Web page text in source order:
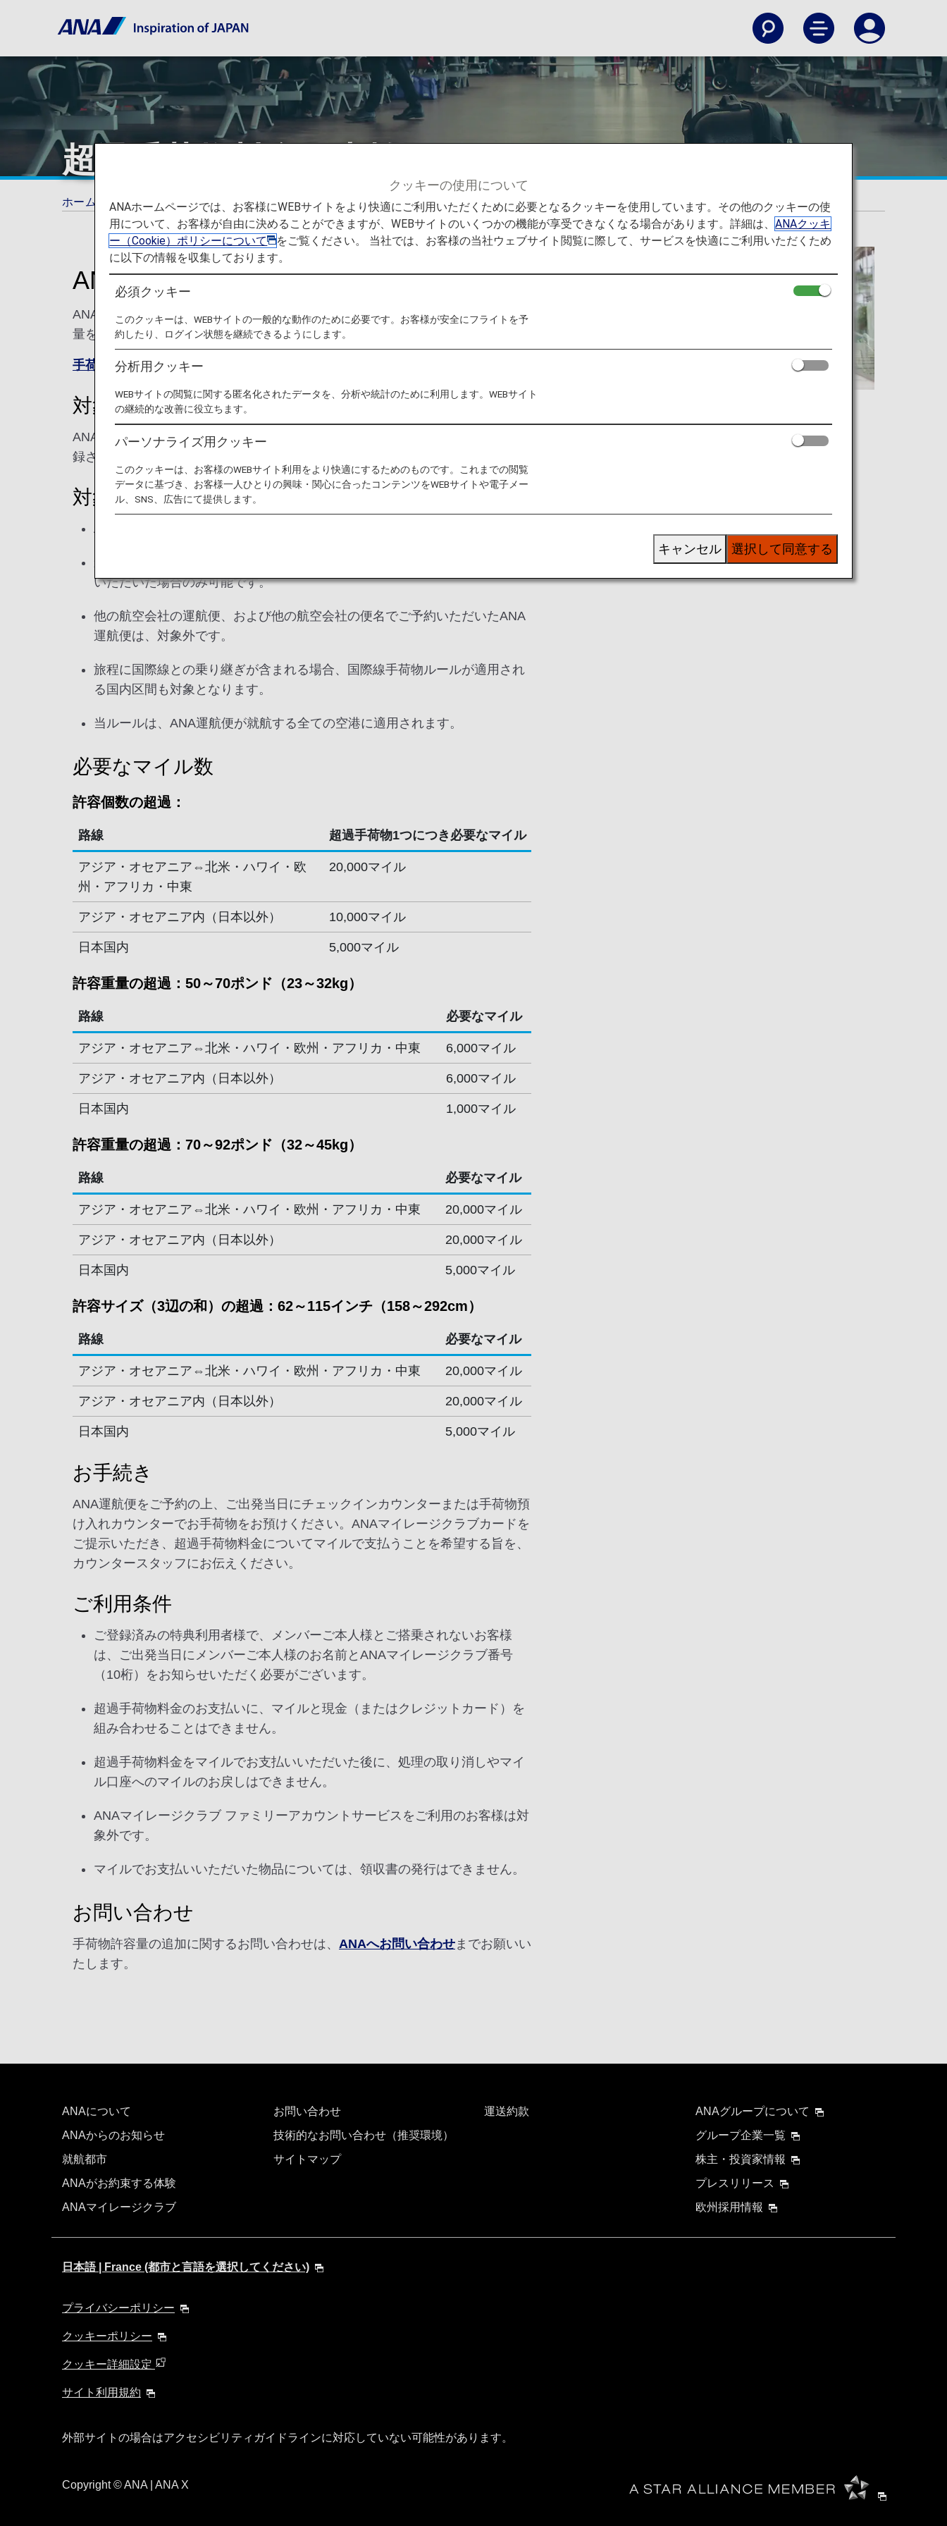
超過手荷物料金お支払い
ホーム ANAマイレージクラブ 超過手荷物料金お支払い
ANA国際線での超過手荷物について
ANA国際線での超過手荷物料金は、マイルでお支払いください。無料手荷物許容
量を、効率的に増やしていただけます。
手荷物ガイドラインはこちら
対象のお客様
ANAマイレージクラブ会員ご本人様、および会員ご本人様が特典利用者として登
録された方のみ、特典をご利用いただけます。
対象の旅程と空港
ANAの便名で予約されたANA運航便を利用する旅程。
いただいた場合のみ可能です。
他の航空会社の運航便、および他の航空会社の便名でご予約いただいたANA
運航便は、対象外です。
旅程に国際線との乗り継ぎが含まれる場合、国際線手荷物ルールが適用され
る国内区間も対象となります。
当ルールは、ANA運航便が就航する全ての空港に適用されます。
必要なマイル数
許容個数の超過：
路線 超過手荷物1つにつき必要なマイル
アジア・オセアニア⇔北米・ハワイ・欧
州・アフリカ・中東
20,000マイル
アジア・オセアニア内（日本以外） 10,000マイル
日本国内 5,000マイル
許容重量の超過：50～70ポンド（23～32kg）
路線 必要なマイル
アジア・オセアニア⇔北米・ハワイ・欧州・アフリカ・中東 6,000マイル
アジア・オセアニア内（日本以外） 6,000マイル
日本国内 1,000マイル
許容重量の超過：70～92ポンド（32～45kg）
路線 必要なマイル
アジア・オセアニア⇔北米・ハワイ・欧州・アフリカ・中東 20,000マイル
アジア・オセアニア内（日本以外） 20,000マイル
日本国内 5,000マイル
許容サイズ（3辺の和）の超過：62～115インチ（158～292cm）
路線 必要なマイル
アジア・オセアニア⇔北米・ハワイ・欧州・アフリカ・中東 20,000マイル
アジア・オセアニア内（日本以外） 20,000マイル
日本国内 5,000マイル
お手続き
ANA運航便をご予約の上、ご出発当日にチェックインカウンターまたは手荷物預
け入れカウンターでお手荷物をお預けください。ANAマイレージクラブカードを
ご提示いただき、超過手荷物料金についてマイルで支払うことを希望する旨を、
カウンタースタッフにお伝えください。
ご利用条件
ご登録済みの特典利用者様で、メンバーご本人様とご搭乗されないお客様
は、ご出発当日にメンバーご本人様のお名前とANAマイレージクラブ番号
（10桁）をお知らせいただく必要がございます。
超過手荷物料金のお支払いに、マイルと現金（またはクレジットカード）を
組み合わせることはできません。
超過手荷物料金をマイルでお支払いいただいた後に、処理の取り消しやマイ
ル口座へのマイルのお戻しはできません。
ANAマイレージクラブ ファミリーアカウントサービスをご利用のお客様は対
象外です。
マイルでお支払いいただいた物品については、領収書の発行はできません。
お問い合わせ
手荷物許容量の追加に関するお問い合わせは、 ANAへお問い合わせまでお願いい
たします。
ANAについて
ANAからのお知らせ
就航都市
ANAがお約束する体験
ANAマイレージクラブ
お問い合わせ
技術的なお問い合わせ（推奨環境）
サイトマップ
運送約款
ANAグループについて
グループ企業一覧
株主・投資家情報
プレスリリース
欧州採用情報
日本語 | France (都市と言語を選択してください)
プライバシーポリシー
クッキーポリシー
クッキー詳細設定
サイト利用規約
外部サイトの場合はアクセシビリティガイドラインに対応していない可能性があります。
Copyright© ANA | ANA X
クッキーの使用について
ANAホームページでは、お客様にWEBサイトをより快適にご利用いただくために必要となるクッキーを使用しています。その他のクッキーの使
用について、お客様が自由に決めることができますが、WEBサイトのいくつかの機能が享受できなくなる場合があります。詳細は、ANAクッキ
ー（Cookie）ポリシーについて
をご覧ください。 当社では、お客様の当社ウェブサイト閲覧に際して、サービスを快適にご利用いただくため
に以下の情報を収集しております。
必須クッキー
このクッキーは、WEBサイトの一般的な動作のために必要です。お客様が安全にフライトを予
約したり、ログイン状態を継続できるようにします。
分析用クッキー
WEBサイトの閲覧に関する匿名化されたデータを、分析や統計のために利用します。WEBサイト
の継続的な改善に役立ちます。
パーソナライズ用クッキー
このクッキーは、お客様のWEBサイト利用をより快適にするためのものです。これまでの閲覧
データに基づき、お客様一人ひとりの興味・関心に合ったコンテンツをWEBサイトや電子メー
ル、SNS、広告にて提供します。
選択して同意する
キャンセル